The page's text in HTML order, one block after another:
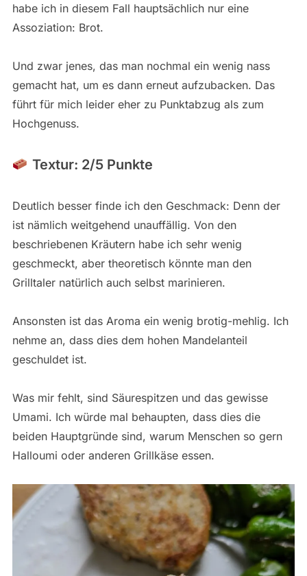
habe ich in diesem Fall hauptsächlich nur eine
Assoziation: Brot.
Und zwar jenes, das man nochmal ein wenig nass
gemacht hat, um es dann erneut aufzubacken. Das
führt für mich leider eher zu Punktabzug als zum
Hochgenuss.
Textur: 2/5 Punkte
Deutlich besser finde ich den Geschmack: Denn der
ist nämlich weitgehend unauffällig. Von den
beschriebenen Kräutern habe ich sehr wenig
geschmeckt, aber theoretisch könnte man den
Grilltaler natürlich auch selbst marinieren.
Ansonsten ist das Aroma ein wenig brotig-mehlig. Ich
nehme an, dass dies dem hohen Mandelanteil
geschuldet ist.
Was mir fehlt, sind Säurespitzen und das gewisse
Umami. Ich würde mal behaupten, dass dies die
beiden Hauptgründe sind, warum Menschen so gern
Halloumi oder anderen Grillkäse essen.